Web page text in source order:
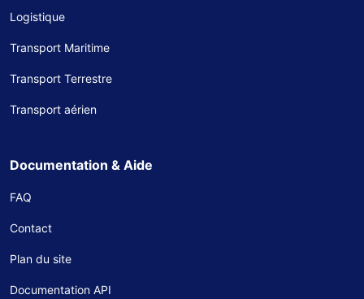
Logistique
Transport Maritime
Transport Terrestre
Transport aérien
Documentation & Aide
FAQ
Contact
Plan du site
Documentation API